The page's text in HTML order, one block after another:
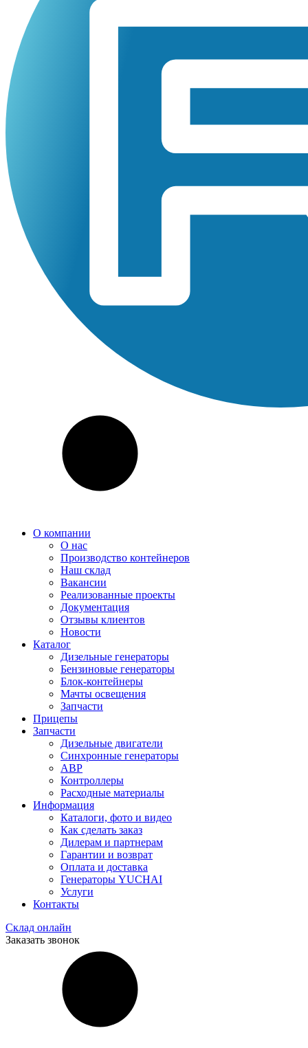
О компании
О нас
Производство контейнеров
Наш склад
Вакансии
Реализованные проекты
Документация
Отзывы клиентов
Новости
Каталог
Дизельные генераторы
Бензиновые генераторы
Блок-контейнеры
Мачты освещения
Запчасти
Прицепы
Запчасти
Дизельные двигатели
Синхронные генераторы
АВР
Контроллеры
Расходные материалы
Информация
Каталоги, фото и видео
Как сделать заказ
Дилерам и партнерам
Гарантии и возврат
Оплата и доставка
Генераторы YUCHAI
Услуги
Контакты
Склад онлайн
Заказать звонок